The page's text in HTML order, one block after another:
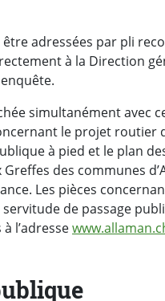
adressées par pli
à la Direction
simultanément avec
le projet routier
à pied et le plan
des communes
Les pièces
de passage
l’adresse